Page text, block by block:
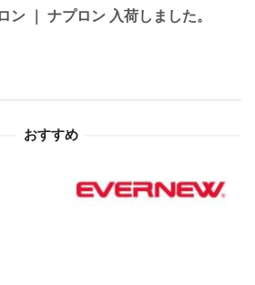
ン ｜ ナプロン 入荷しました。
おすすめ